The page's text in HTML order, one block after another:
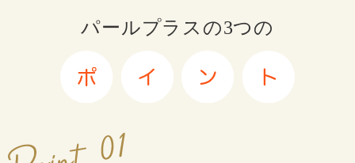
パールプラスの3つの